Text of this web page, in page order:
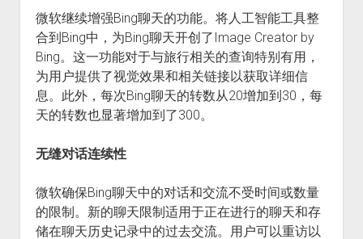
微软继续增强Bing聊天的功能。将人工智能工具整
合到Bing中，为Bing聊天开创了Image Creator by
Bing。这一功能对于与旅行相关的查询特别有用，
为用户提供了视觉效果和相关链接以获取详细信
息。此外，每次Bing聊天的转数从20增加到30，每
天的转数也显著增加到了300。
无缝对话连续性
微软确保Bing聊天中的对话和交流不受时间或数量
的限制。新的聊天限制适用于正在进行的聊天和存
储在聊天历史记录中的过去交流。用户可以重访以